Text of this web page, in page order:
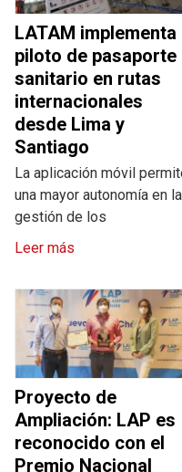
LATAM implementa
piloto de pasaporte
sanitario en rutas
internacionales
desde Lima y
Santiago
La aplicación móvil
una mayor autonomía en la
gestión de los
Leer más
Proyecto de
Ampliación: LAP es
reconocido con el
Premio Nacional